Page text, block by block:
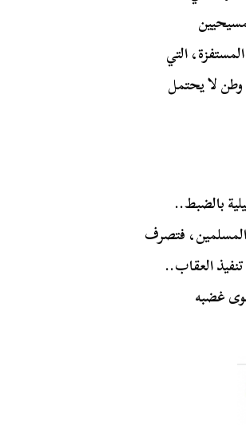
التي
وطن لا يحتمل
بالضبط..
فتصرف
العقاب..
غضبه